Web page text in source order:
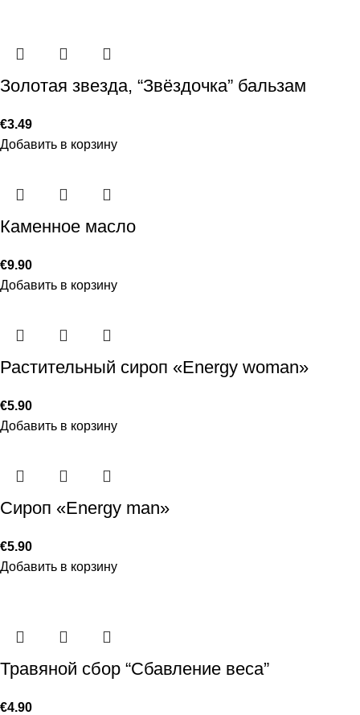
Золотая звезда, “Звёздочка” бальзам
€3.49
Добавить в корзину
Каменное масло
€9.90
Добавить в корзину
Растительный сироп «Energy woman»
€5.90
Добавить в корзину
Сироп «Energy man»
€5.90
Добавить в корзину
Травяной сбор “Сбавление веса”
€4.90